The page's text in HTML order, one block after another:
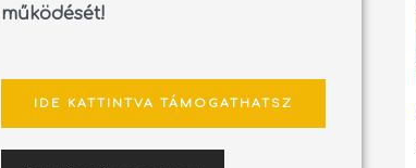
működését!
IDE KATTINTVA TÁMOGATHATSZ